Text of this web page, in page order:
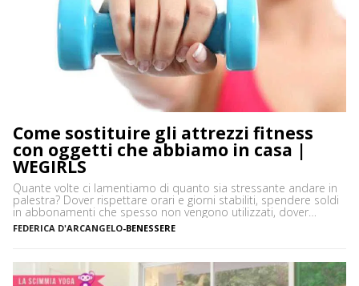
Come sostituire gli attrezzi fitness
con oggetti che abbiamo in casa |
WEGIRLS
Quante volte ci lamentiamo di quanto sia stressante andare in
palestra? Dover rispettare orari e giorni stabiliti, spendere soldi
in abbonamenti che spesso non vengono utilizzati, dover
prendere un mezzo per arrivare in palestra: in moltissimi
preferiscono allenarsi a casa per queste e tante altre ragioni.
FEDERICA D'ARCANGELO-BENESSERE